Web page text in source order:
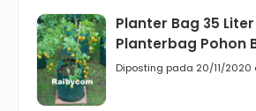
Planter Bag 35
Planterbag Pohon
Diposting pada 20/11/2020